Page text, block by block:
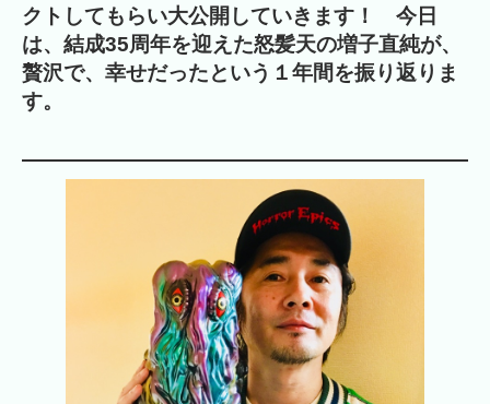
クトしてもらい大公開していきます！ 今日
は、結成35周年を迎えた怒髪天の増子直純が、
贅沢で、幸せだったという１年間を振り返りま
す。